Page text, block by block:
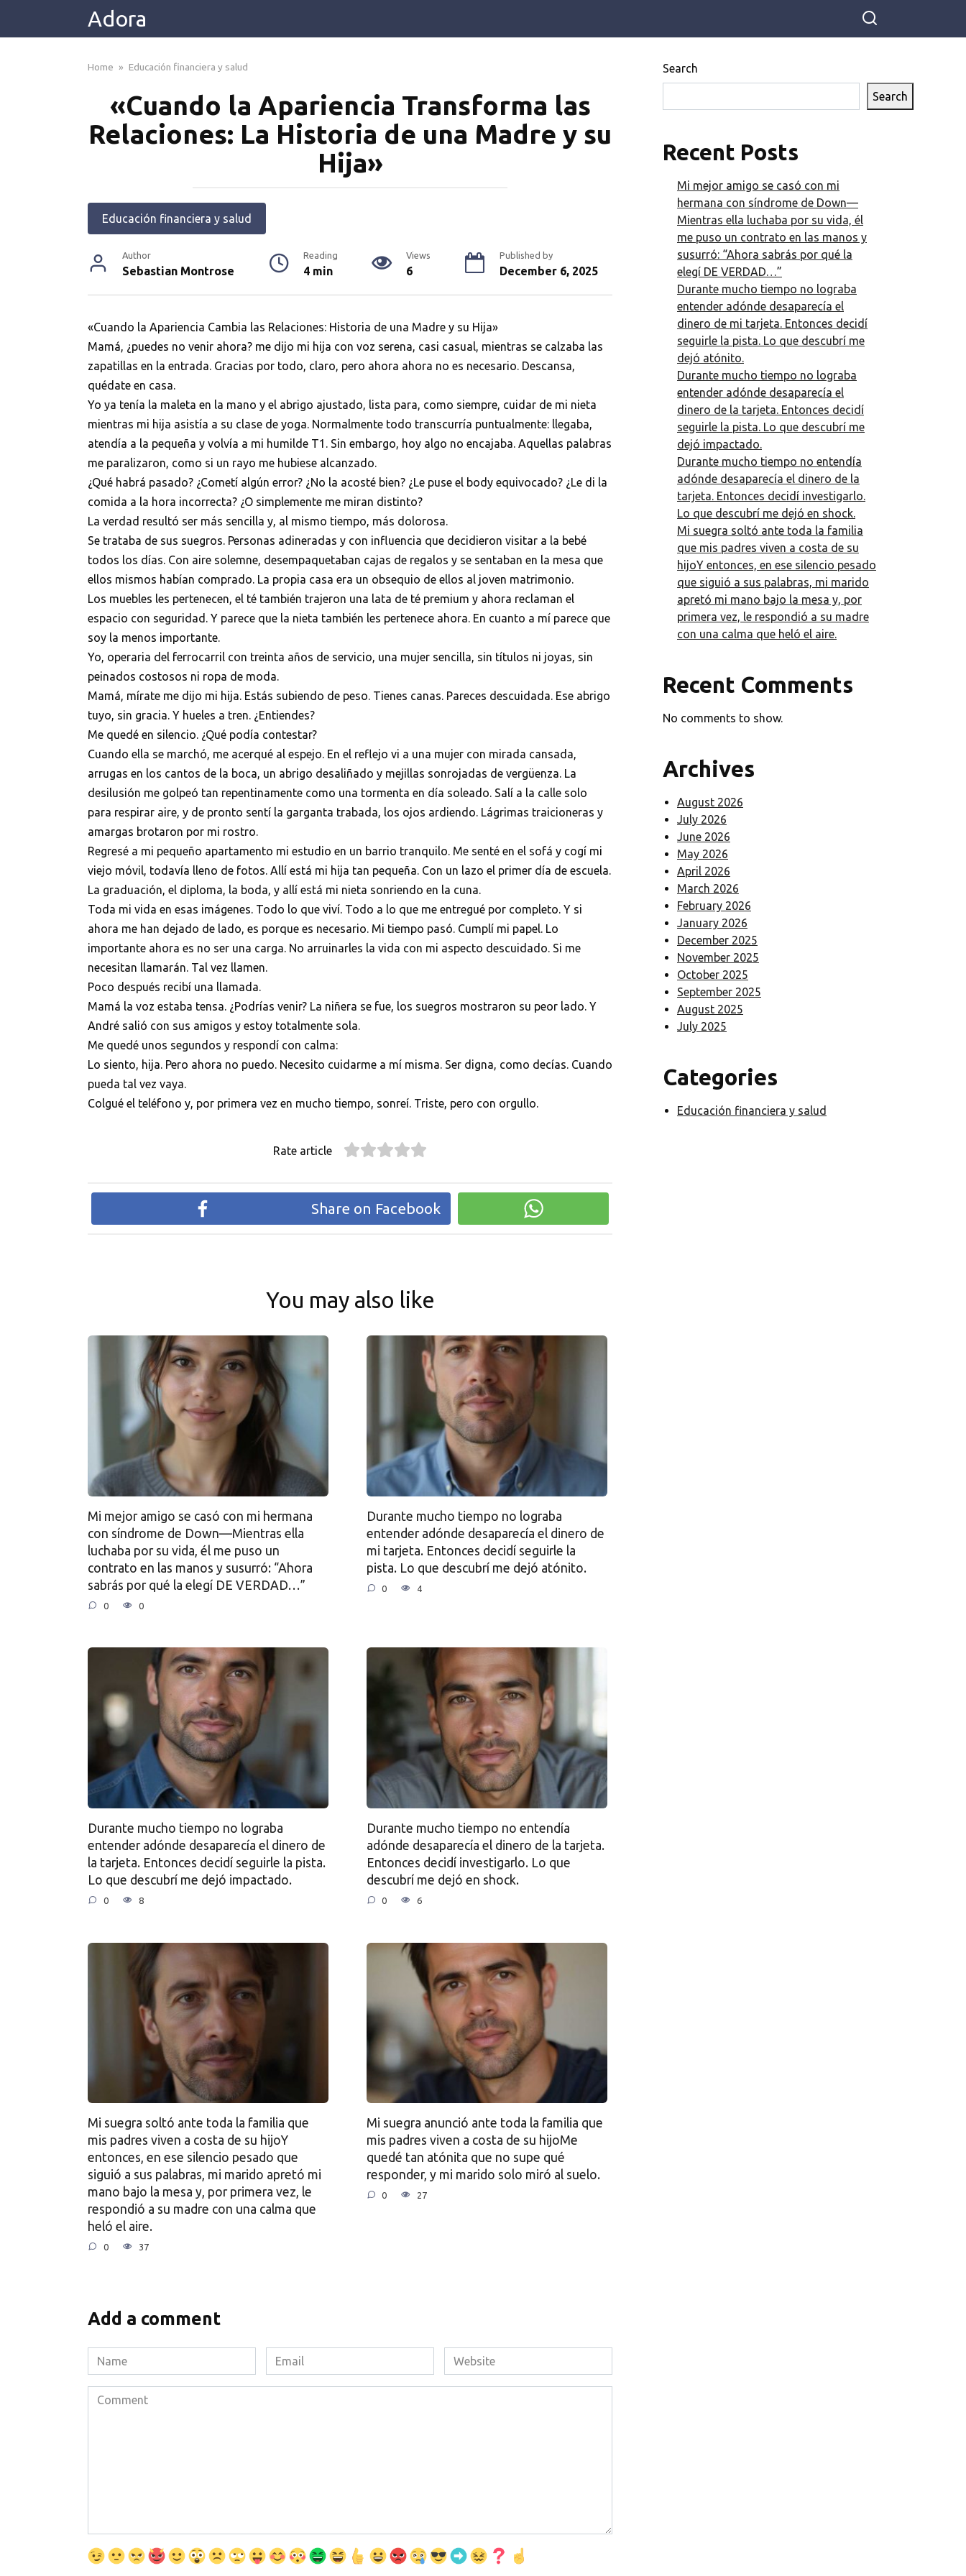
Adora
Home » Educación financiera y salud
«Cuando la Apariencia Transforma las
Relaciones: La Historia de una Madre y su
Hija»
Educación financiera y salud
Author
Sebastian Montrose
Reading
4 min
Views
6
Published by
December 6, 2025
«Cuando la Apariencia Cambia las Relaciones: Historia de una Madre y su Hija»
Mamá, ¿puedes no venir ahora? me dijo mi hija con voz serena, casi casual, mientras se calzaba las
zapatillas en la entrada. Gracias por todo, claro, pero ahora ahora no es necesario. Descansa,
quédate en casa.
Yo ya tenía la maleta en la mano y el abrigo ajustado, lista para, como siempre, cuidar de mi nieta
mientras mi hija asistía a su clase de yoga. Normalmente todo transcurría puntualmente: llegaba,
atendía a la pequeña y volvía a mi humilde T1. Sin embargo, hoy algo no encajaba. Aquellas palabras
me paralizaron, como si un rayo me hubiese alcanzado.
¿Qué habrá pasado? ¿Cometí algún error? ¿No la acosté bien? ¿Le puse el body equivocado? ¿Le di la
comida a la hora incorrecta? ¿O simplemente me miran distinto?
La verdad resultó ser más sencilla y, al mismo tiempo, más dolorosa.
Se trataba de sus suegros. Personas adineradas y con influencia que decidieron visitar a la bebé
todos los días. Con aire solemne, desempaquetaban cajas de regalos y se sentaban en la mesa que
ellos mismos habían comprado. La propia casa era un obsequio de ellos al joven matrimonio.
Los muebles les pertenecen, el té también trajeron una lata de té premium y ahora reclaman el
espacio con seguridad. Y parece que la nieta también les pertenece ahora. En cuanto a mí parece que
soy la menos importante.
Yo, operaria del ferrocarril con treinta años de servicio, una mujer sencilla, sin títulos ni joyas, sin
peinados costosos ni ropa de moda.
Mamá, mírate me dijo mi hija. Estás subiendo de peso. Tienes canas. Pareces descuidada. Ese abrigo
tuyo, sin gracia. Y hueles a tren. ¿Entiendes?
Me quedé en silencio. ¿Qué podía contestar?
Cuando ella se marchó, me acerqué al espejo. En el reflejo vi a una mujer con mirada cansada,
arrugas en los cantos de la boca, un abrigo desaliñado y mejillas sonrojadas de vergüenza. La
desilusión me golpeó tan repentinamente como una tormenta en día soleado. Salí a la calle solo
para respirar aire, y de pronto sentí la garganta trabada, los ojos ardiendo. Lágrimas traicioneras y
amargas brotaron por mi rostro.
Regresé a mi pequeño apartamento mi estudio en un barrio tranquilo. Me senté en el sofá y cogí mi
viejo móvil, todavía lleno de fotos. Allí está mi hija tan pequeña. Con un lazo el primer día de escuela.
La graduación, el diploma, la boda, y allí está mi nieta sonriendo en la cuna.
Toda mi vida en esas imágenes. Todo lo que viví. Todo a lo que me entregué por completo. Y si
ahora me han dejado de lado, es porque es necesario. Mi tiempo pasó. Cumplí mi papel. Lo
importante ahora es no ser una carga. No arruinarles la vida con mi aspecto descuidado. Si me
necesitan llamarán. Tal vez llamen.
Poco después recibí una llamada.
Mamá la voz estaba tensa. ¿Podrías venir? La niñera se fue, los suegros mostraron su peor lado. Y
André salió con sus amigos y estoy totalmente sola.
Me quedé unos segundos y respondí con calma:
Lo siento, hija. Pero ahora no puedo. Necesito cuidarme a mí misma. Ser digna, como decías. Cuando
pueda tal vez vaya.
Colgué el teléfono y, por primera vez en mucho tiempo, sonreí. Triste, pero con orgullo.
Rate article
Share on Facebook
You may also like
Mi mejor amigo se casó con mi hermana
con síndrome de Down—Mientras ella
luchaba por su vida, él me puso un
contrato en las manos y susurró: “Ahora
sabrás por qué la elegí DE VERDAD…”
0 0
Durante mucho tiempo no lograba
entender adónde desaparecía el dinero de
mi tarjeta. Entonces decidí seguirle la
pista. Lo que descubrí me dejó atónito.
0 4
Durante mucho tiempo no lograba
entender adónde desaparecía el dinero de
la tarjeta. Entonces decidí seguirle la pista.
Lo que descubrí me dejó impactado.
0 8
Durante mucho tiempo no entendía
adónde desaparecía el dinero de la tarjeta.
Entonces decidí investigarlo. Lo que
descubrí me dejó en shock.
0 6
Mi suegra soltó ante toda la familia que
mis padres viven a costa de su hijoY
entonces, en ese silencio pesado que
siguió a sus palabras, mi marido apretó mi
mano bajo la mesa y, por primera vez, le
respondió a su madre con una calma que
heló el aire.
0 37
Mi suegra anunció ante toda la familia que
mis padres viven a costa de su hijoMe
quedé tan atónita que no supe qué
responder, y mi marido solo miró al suelo.
0 27
Add a comment
Name
*
Email
*
Website
Comment
Search
Search
Recent Posts
Mi mejor amigo se casó con mi
hermana con síndrome de Down—
Mientras ella luchaba por su vida, él
me puso un contrato en las manos y
susurró: “Ahora sabrás por qué la
elegí DE VERDAD…”
Durante mucho tiempo no lograba
entender adónde desaparecía el
dinero de mi tarjeta. Entonces decidí
seguirle la pista. Lo que descubrí me
dejó atónito.
Durante mucho tiempo no lograba
entender adónde desaparecía el
dinero de la tarjeta. Entonces decidí
seguirle la pista. Lo que descubrí me
dejó impactado.
Durante mucho tiempo no entendía
adónde desaparecía el dinero de la
tarjeta. Entonces decidí investigarlo.
Lo que descubrí me dejó en shock.
Mi suegra soltó ante toda la familia
que mis padres viven a costa de su
hijoY entonces, en ese silencio pesado
que siguió a sus palabras, mi marido
apretó mi mano bajo la mesa y, por
primera vez, le respondió a su madre
con una calma que heló el aire.
Recent Comments
No comments to show.
Archives
August 2026
July 2026
June 2026
May 2026
April 2026
March 2026
February 2026
January 2026
December 2025
November 2025
October 2025
September 2025
August 2025
July 2025
Categories
Educación financiera y salud